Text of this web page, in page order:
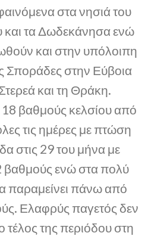
στα νησιά του
και τα Δωδεκάνησα ενώ
και στην υπόλοιπη
Σποράδες στην Εύβοια
και τη Θράκη.
βαθμούς κελσίου από
τις ημέρες με πτώση
στις 29 του μήνα με
βαθμούς ενώ στα πολύ
παραμείνει πάνω από
Ελαφρύς παγετός δεν
τέλος της περιόδου στη